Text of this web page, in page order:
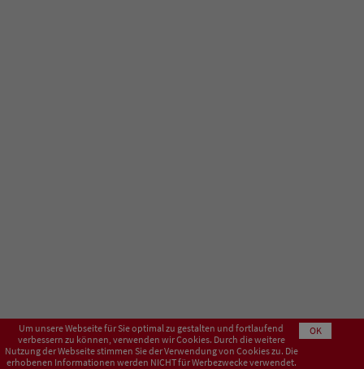
Um unsere Webseite für Sie optimal zu gestalten und fortlaufend
verbessern zu können, verwenden wir Cookies. Durch die weitere
Nutzung der Webseite stimmen Sie der Verwendung von Cookies zu. Die
erhobenen Informationen werden NICHT für Werbezwecke verwendet.
OK